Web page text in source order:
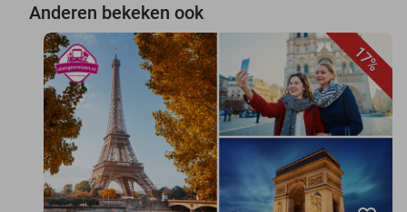
Anderen bekeken ook
17%